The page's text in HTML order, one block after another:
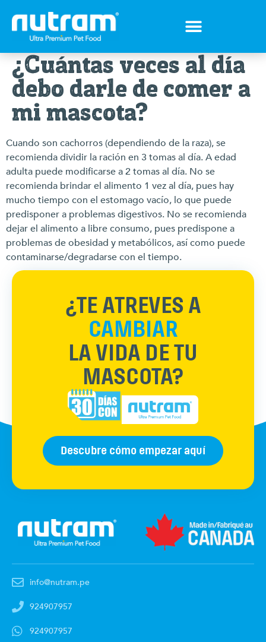
¿Cuántas veces al día
debo darle de comer a
mi mascota?
Cuando son cachorros (dependiendo de la raza), se
recomienda dividir la ración en 3 tomas al día. A edad
adulta puede modificarse a 2 tomas al día. No se
recomienda brindar el alimento 1 vez al día, pues hay
mucho tiempo con el estomago vacío, lo que puede
predisponer a problemas digestivos. No se recomienda
dejar el alimento a libre consumo, pues predispone a
problemas de obesidad y metabólicos, así como puede
contaminarse/degradarse con el tiempo.
¿TE ATREVES A
CAMBIAR
LA VIDA DE TU
MASCOTA?
Descubre cómo empezar aquí
info@nutram.pe
924907957
924907957